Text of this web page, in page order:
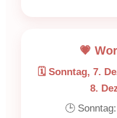
💗
🗓️ Sonntag, 7.
8.
🕒